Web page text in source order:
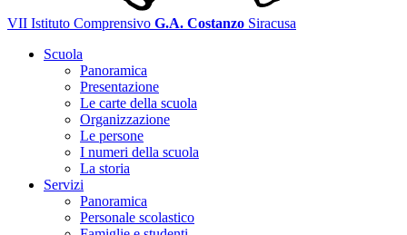
VII Istituto Comprensivo G.A. Costanzo Siracusa
Scuola
Panoramica
Presentazione
Le carte della scuola
Organizzazione
Le persone
I numeri della scuola
La storia
Servizi
Panoramica
Personale scolastico